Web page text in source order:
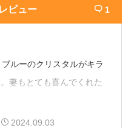
ビュー  1
ルーのクリスタルがキラ
妻もとても喜んでくれた
2024.09.03